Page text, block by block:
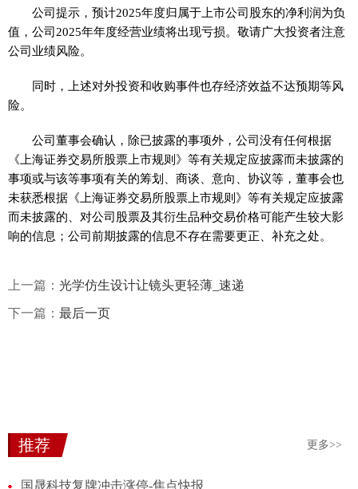
公司提示，预计2025年度归属于上市公司股东的净利润为负
值，公司2025年年度经营业绩将出现亏损。敬请广大投资者注意
公司业绩风险。
同时，上述对外投资和收购事件也存经济效益不达预期等风
险。
公司董事会确认，除已披露的事项外，公司没有任何根据
《上海证券交易所股票上市规则》等有关规定应披露而未披露的
事项或与该等事项有关的筹划、商谈、意向、协议等，董事会也
未获悉根据《上海证券交易所股票上市规则》等有关规定应披露
而未披露的、对公司股票及其衍生品种交易价格可能产生较大影
响的信息；公司前期披露的信息不存在需要更正、补充之处。
上一篇： 光学仿生设计让镜头更轻薄_速递
下一篇： 最后一页
推荐 更多>>
国晟科技复牌冲击涨停-焦点快报